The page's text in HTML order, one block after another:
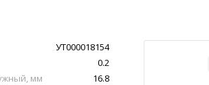
УТ000018154
0.2
мм
16.8